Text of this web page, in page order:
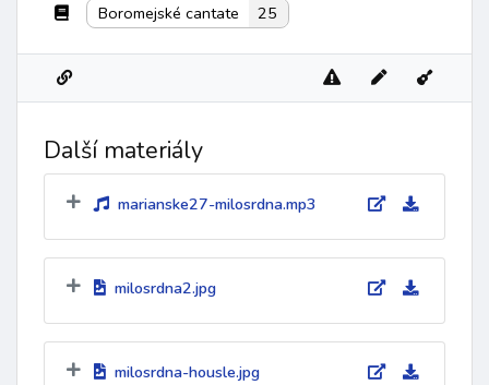
Boromejské cantate
25
Další materiály
marianske27-milosrdna.mp3
milosrdna2.jpg
milosrdna-housle.jpg